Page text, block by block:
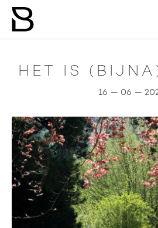
HET IS
16 — 06 —